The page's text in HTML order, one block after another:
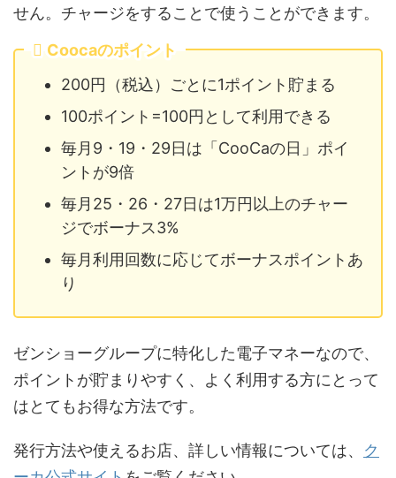
せん。チャージをすることで使うことができます。
Coocaのポイント
200円（税込）ごとに1ポイント貯まる
100ポイント=100円として利用できる
毎月9・19・29日は「CooCaの日」ポイ
ントが9倍
毎月25・26・27日は1万円以上のチャー
ジでボーナス3%
毎月利用回数に応じてボーナスポイントあ
り
ゼンショーグループに特化した電子マネーなので、
ポイントが貯まりやすく、よく利用する方にとって
はとてもお得な方法です。
発行方法や使えるお店、詳しい情報については、 ク